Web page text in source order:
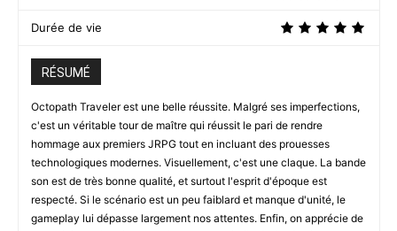
Durée de vie
RÉSUMÉ
Octopath Traveler est une belle réussite. Malgré ses imperfections,
c'est un véritable tour de maître qui réussit le pari de rendre
hommage aux premiers JRPG tout en incluant des prouesses
technologiques modernes. Visuellement, c'est une claque. La bande
son est de très bonne qualité, et surtout l'esprit d'époque est
respecté. Si le scénario est un peu faiblard et manque d'unité, le
gameplay lui dépasse largement nos attentes. Enfin, on apprécie de